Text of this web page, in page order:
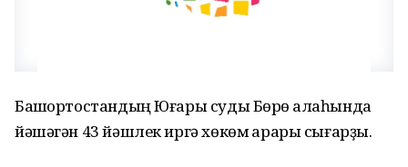
Башҡортостандың Юғары суды Бөрө ҡалаһында
йәшәгән 43 йәшлек иргә хөкөм ҡарары сығарҙы.